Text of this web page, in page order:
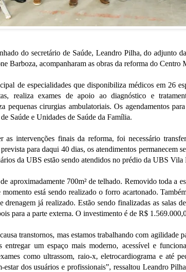
do secretário de Saúde, Leandro Pilha, do adjunto
Barboza, acompanharam as obras da reforma do
de especialidades que disponibiliza médicos em 26
realiza exames de apoio ao diagnóstico e
pequenas cirurgias ambulatoriais. Os agendamentos
Saúde e Unidades de Saúde da Família.
as intervenções finais da reforma, foi necessário
para daqui 40 dias, os atendimentos permanecem
da UBS estão sendo atendidos no prédio da UBS Vila
aproximadamente 700m² de telhado. Removido toda a
momento está sendo realizado o forro acartonado.
drenagem já realizado. Estão sendo finalizadas as salas
para a parte externa. O investimento é de R$
transtornos, mas estamos trabalhando com agilidade
um espaço mais moderno, acessível e
como ultrassom, raio-x, eletrocardiograma e até
dos usuários e profissionais”, ressaltou Leandro